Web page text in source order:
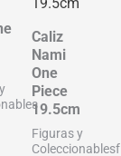
Caliz
Nami
One
Piece
19.5cm
Figuras y
Coleccionablesf